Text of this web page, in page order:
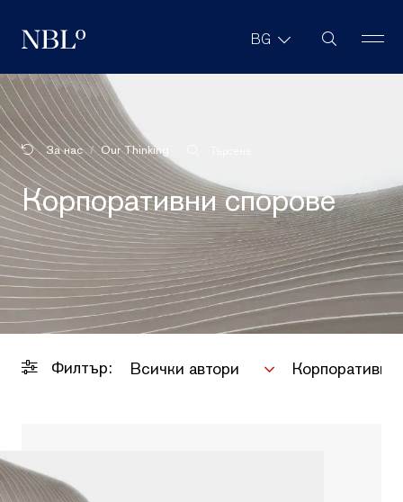
New Balkans Law Office BG Търсене в
За нас Our Thinking
Корпоративни спорове
Филтър: Всички автори Корпоративни